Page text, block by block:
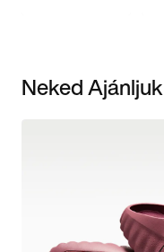
Neked Ajánljuk